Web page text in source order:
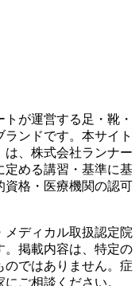
が運営する足・靴・
ンドです。本サイト
は、株式会社ランナー
定める講習・基準に基
資格・医療機関の認可
ディカル取扱認定院
。掲載内容は、特定の
ではありません。症
ご相談ください。